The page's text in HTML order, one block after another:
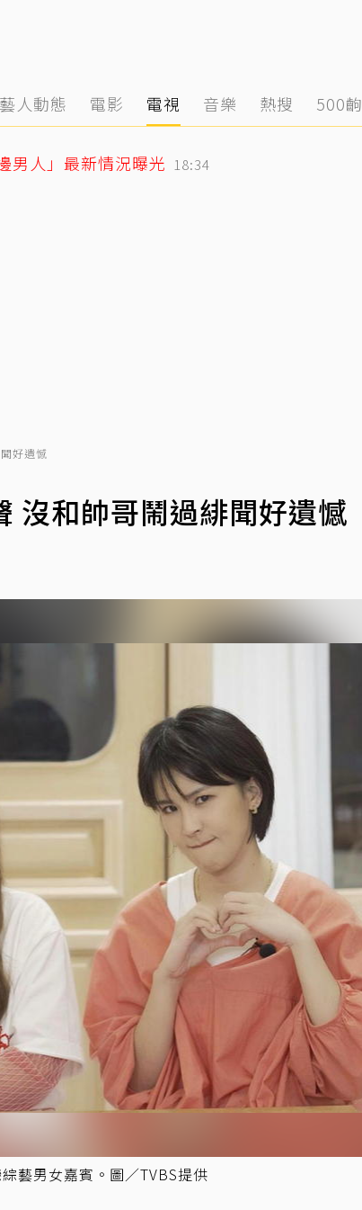
藝人動態 電影 電視 音樂 熱搜 500齣
男人」最新情況曝光 18:34
好遺憾
沒和帥哥鬧過緋聞好遺憾
藝男女嘉賓。圖／TVBS提供